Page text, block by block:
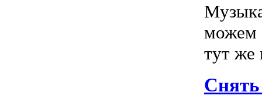
можем
тут же
Снять